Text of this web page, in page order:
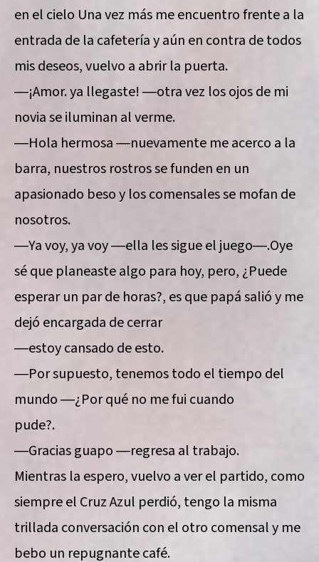
en el cielo Una vez más me encuentro frente a la
entrada de la cafetería y aún en contra de todos
mis deseos, vuelvo a abrir la puerta.
―¡Amor. ya llegaste! ―otra vez los ojos de mi
novia se iluminan al verme.
―Hola hermosa ―nuevamente me acerco a la
barra, nuestros rostros se funden en un
apasionado beso y los comensales se mofan de
nosotros.
―Ya voy, ya voy ―ella les sigue el juego―.Oye
sé que planeaste algo para hoy, pero, ¿Puede
esperar un par de horas?, es que papá salió y me
dejó encargada de cerrar
―estoy cansado de esto.
―Por supuesto, tenemos todo el tiempo del
mundo ―¿Por qué no me fui cuando
pude?.
―Gracias guapo ―regresa al trabajo.
Mientras la espero, vuelvo a ver el partido, como
siempre el Cruz Azul perdió, tengo la misma
trillada conversación con el otro comensal y me
bebo un repugnante café.